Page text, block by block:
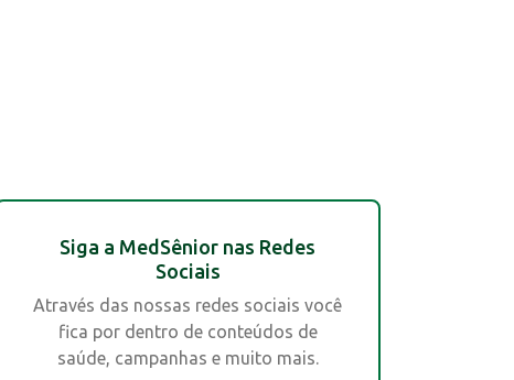
Siga a MedSênior nas Redes
Sociais
Através das nossas redes sociais você
fica por dentro de conteúdos de
saúde, campanhas e muito mais.